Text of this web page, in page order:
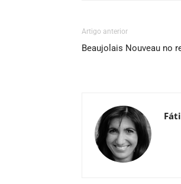
Artigo anterior
Beaujolais Nouveau no